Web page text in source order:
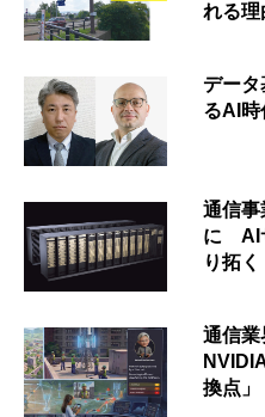
れる理
データ
るAI時
通信
に AI
り拓く
通信
換点」